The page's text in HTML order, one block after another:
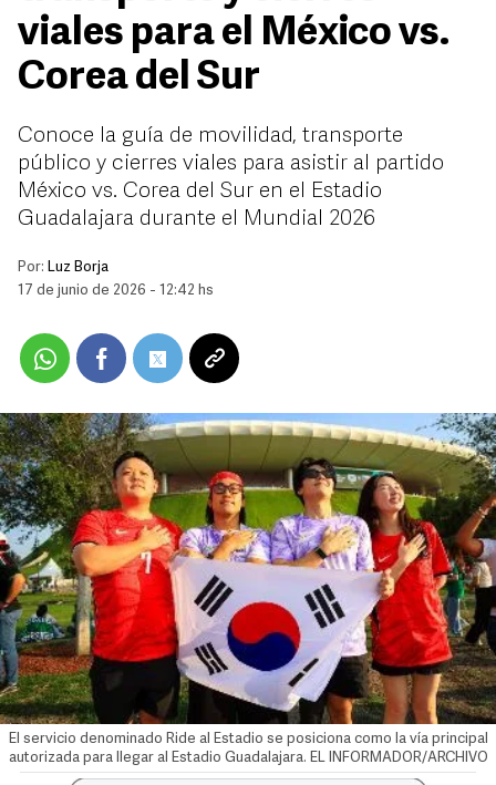
viales para el México vs.
Corea del Sur
Conoce la guía de movilidad, transporte
público y cierres viales para asistir al partido
México vs. Corea del Sur en el Estadio
Guadalajara durante el Mundial 2026
Por: Luz Borja
17 de junio de 2026 - 12:42 hs
El servicio denominado Ride al Estadio se posiciona como la vía principal
autorizada para llegar al Estadio Guadalajara. EL INFORMADOR/ARCHIVO